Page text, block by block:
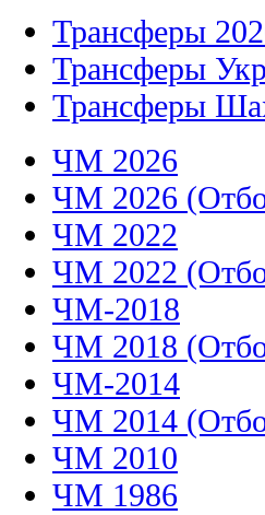
Трансферы
Трансферы
Трансферы
ЧМ 2026
ЧМ 2026
ЧМ 2022
ЧМ 2022
ЧМ-2018
ЧМ 2018
ЧМ-2014
ЧМ 2014
ЧМ 2010
ЧМ 1986